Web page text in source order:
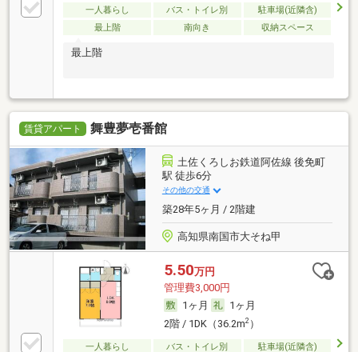
一人暮らし バス・トイレ別
駐車場(近隣含)
最上階
南向き 収納スペース
最上階
賃貸アパート 舞豊夢壱番館
土佐くろしお鉄道阿佐線 後免町
駅 徒歩6分
その他の交通
築28年5ヶ月 / 2階建
高知県南国市大そね甲
5.50万円
管理費3,000円
1ヶ月
1ヶ月
2階 / 1DK（36.2m2）
一人暮らし バス・トイレ別
駐車場(近隣含)